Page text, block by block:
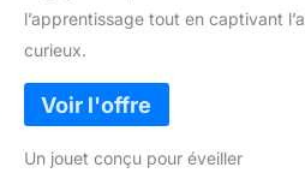
l’apprentissage tout en captivant
curieux.
Un jouet conçu pour éveiller